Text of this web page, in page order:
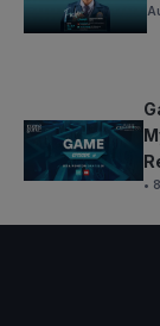
•